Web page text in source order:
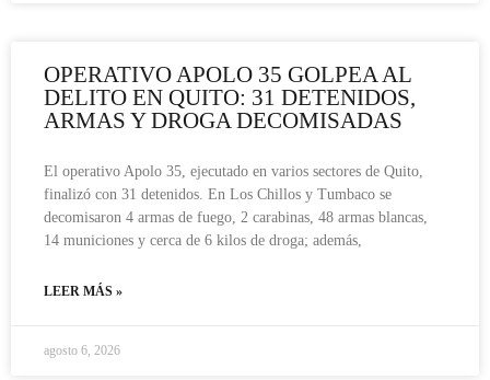
OPERATIVO APOLO 35 GOLPEA AL
DELITO EN QUITO: 31 DETENIDOS,
ARMAS Y DROGA DECOMISADAS
El operativo Apolo 35, ejecutado en varios sectores de Quito,
finalizó con 31 detenidos. En Los Chillos y Tumbaco se
decomisaron 4 armas de fuego, 2 carabinas, 48 armas blancas,
14 municiones y cerca de 6 kilos de droga; además,
LEER MÁS »
agosto 6, 2026